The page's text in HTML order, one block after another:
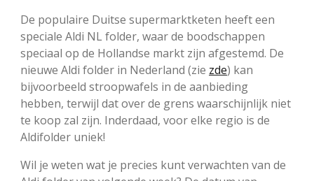
De populaire Duitse supermarktketen heeft een
speciale Aldi NL folder, waar de boodschappen
speciaal op de Hollandse markt zijn afgestemd. De
nieuwe Aldi folder in Nederland (zie zde) kan
bijvoorbeeld stroopwafels in de aanbieding
hebben, terwijl dat over de grens waarschijnlijk niet
te koop zal zijn. Inderdaad, voor elke regio is de
Aldifolder uniek!
Wil je weten wat je precies kunt verwachten van de